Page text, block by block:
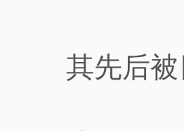
其先后